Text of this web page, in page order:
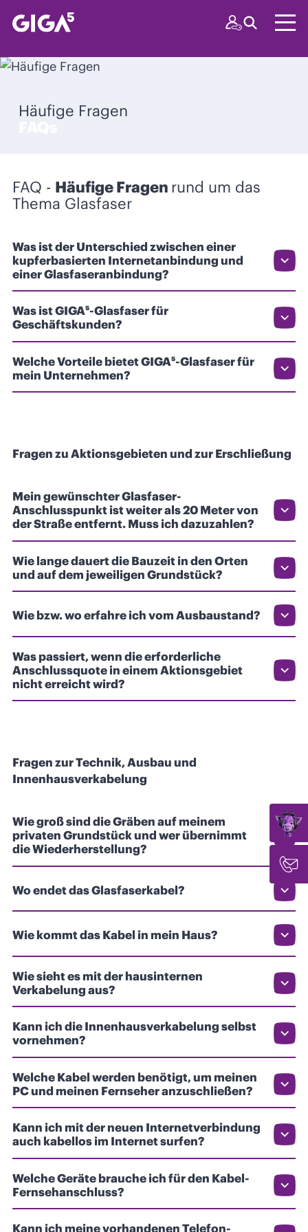
Häufige Fragen
FAQ - Häufige Fragen rund um das
Thema Glasfaser
Was ist der Unterschied zwischen einer
kupferbasierten Internetanbindung und
einer Glasfaseranbindung?
Was ist GIGA⁵-Glasfaser für
Geschäftskunden?
Welche Vorteile bietet GIGA⁵-Glasfaser für
mein Unternehmen?
Fragen zu Aktionsgebieten und zur Erschließung
Mein gewünschter Glasfaser-
Anschlusspunkt ist weiter als 20 Meter von
der Straße entfernt. Muss ich dazuzahlen?
Wie lange dauert die Bauzeit in den Orten
und auf dem jeweiligen Grundstück?
Wie bzw. wo erfahre ich vom Ausbaustand?
Was passiert, wenn die erforderliche
Anschlussquote in einem Aktionsgebiet
nicht erreicht wird?
Fragen zur Technik, Ausbau und
Innenhausverkabelung
Wie groß sind die Gräben auf meinem
privaten Grundstück und wer übernimmt
die Wiederherstellung?
Wo endet das Glasfaserkabel?
Wie kommt das Kabel in mein Haus?
Wie sieht es mit der hausinternen
Verkabelung aus?
Kann ich die Innenhausverkabelung selbst
vornehmen?
Welche Kabel werden benötigt, um meinen
PC und meinen Fernseher anzuschließen?
Kann ich mit der neuen Internetverbindung
auch kabellos im Internet surfen?
Welche Geräte brauche ich für den Kabel-
Fernsehanschluss?
Kann ich meine vorhandenen Telefon-